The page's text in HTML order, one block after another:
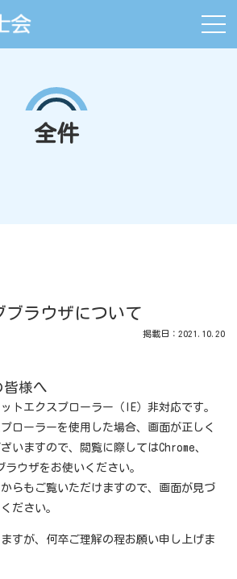
全件
ブラウザについて
掲載日：2021.10.20
皆様へ
トエクスプローラー（IE）非対応です。
ローラーを使用した場合、画面が正しく
いますので、閲覧に際してはChrome、
ウザをお使いください。
らもご覧いただけますので、画面が見づ
ださい。
すが、何卒ご理解の程お願い申し上げま